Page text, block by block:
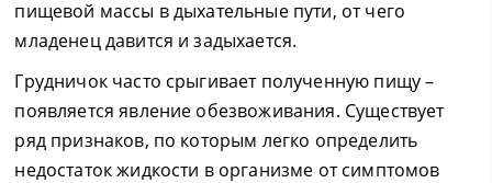
пищевой массы в дыхательные пути, от чего
младенец давится и задыхается.
Грудничок часто срыгивает полученную пищу –
появляется явление обезвоживания. Существует
ряд признаков, по которым легко определить
недостаток жидкости в организме от симптомов